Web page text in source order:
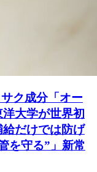
サク成分「オー
大学が世界初
だけでは防げ
を守る”」新常